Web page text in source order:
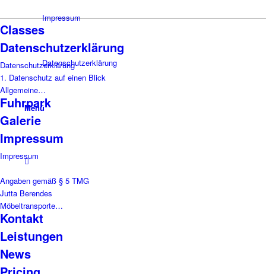
Impressum
Datenschutzerklärung
Menü
Classes
Datenschutzerklärung
Datenschutzerklärung
1. Datenschutz auf einen Blick
Allgemeine…
Fuhrpark
Galerie
Impressum
Impressum
Angaben gemäß § 5 TMG
Jutta Berendes
Möbeltransporte…
Kontakt
Leistungen
News